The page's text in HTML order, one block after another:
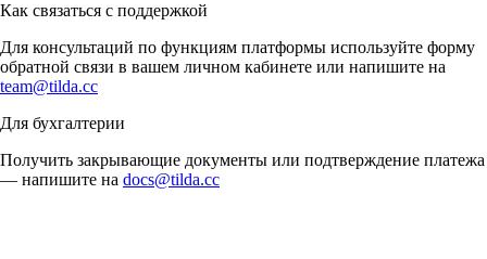
Как связаться с поддержкой
Для консультаций по функциям платформы используйте форму
обратной связи в вашем личном кабинете или напишите на
team@tilda.cc
Для бухгалтерии
Получить закрывающие документы или подтверждение платежа
— напишите на docs@tilda.cc